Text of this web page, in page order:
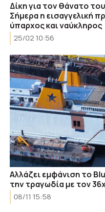
Δίκη για τον θάνατο
Σήμερα η εισαγγελική
ύπαρχος και ναύκληρος
25/02 10:56
Αλλάζει εμφάνιση το
την τραγωδία με τον
08/11 15:58